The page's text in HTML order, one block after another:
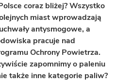
coraz bliżej? Wszystko
miast wprowadzają
antysmogowe, a
pracuje nad
Ochrony Powietrza.
zapomnimy o paleniu
także inne kategorie paliw?